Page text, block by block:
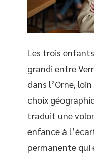
Les trois
grandi entre
dans l’Orne,
choix
traduit une
enfance à
permanente qui